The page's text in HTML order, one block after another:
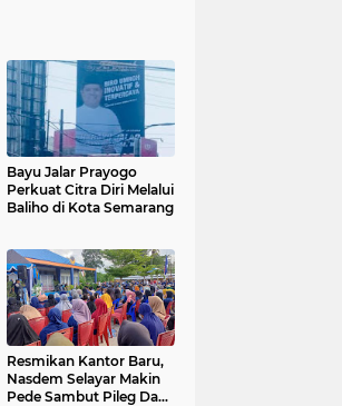
Bayu Jalar Prayogo
Perkuat Citra Diri Melalui
Baliho di Kota Semarang
Resmikan Kantor Baru,
Nasdem Selayar Makin
Pede Sambut Pileg Dan